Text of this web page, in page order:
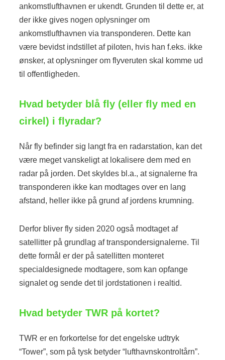
ankomstlufthavnen er ukendt. Grunden til dette er, at
der ikke gives nogen oplysninger om
ankomstlufthavnen via transponderen. Dette kan
være bevidst indstillet af piloten, hvis han f.eks. ikke
ønsker, at oplysninger om flyveruten skal komme ud
til offentligheden.
Hvad betyder blå fly (eller fly med en
cirkel) i flyradar?
Når fly befinder sig langt fra en radarstation, kan det
være meget vanskeligt at lokalisere dem med en
radar på jorden. Det skyldes bl.a., at signalerne fra
transponderen ikke kan modtages over en lang
afstand, heller ikke på grund af jordens krumning.
Derfor bliver fly siden 2020 også modtaget af
satellitter på grundlag af transpondersignalerne. Til
dette formål er der på satellitten monteret
specialdesignede modtagere, som kan opfange
signalet og sende det til jordstationen i realtid.
Hvad betyder TWR på kortet?
TWR er en forkortelse for det engelske udtryk
“Tower”, som på tysk betyder “lufthavnskontroltårn”.